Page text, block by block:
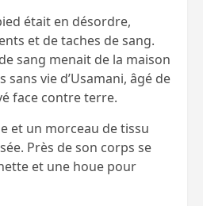
était en désordre,
et de taches de sang.
sang menait de la maison
vie d’Usamani, âgé de
face contre terre.
et un morceau de tissu
Près de son corps se
et une houe pour